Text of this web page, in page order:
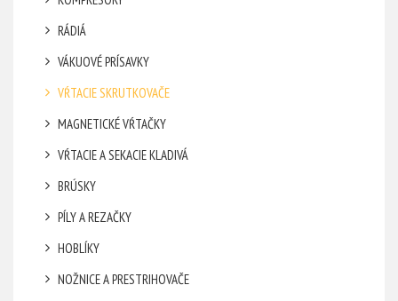
RÁDIÁ
VÁKUOVÉ PRÍSAVKY
VŔTACIE SKRUTKOVAČE
MAGNETICKÉ VŔTAČKY
VŔTACIE A SEKACIE KLADIVÁ
BRÚSKY
PÍLY A REZAČKY
HOBLÍKY
NOŽNICE A PRESTRIHOVAČE